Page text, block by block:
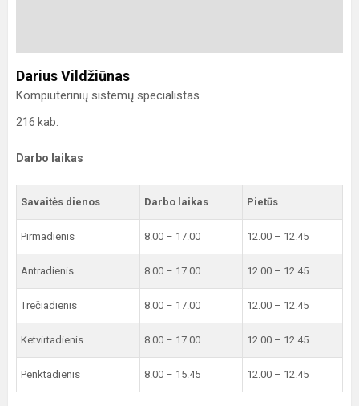
Darius Vildžiūnas
Kompiuterinių sistemų specialistas
216 kab.
Darbo laikas
Savaitės dienos Darbo laikas Pietūs
Pirmadienis 8.00 – 17.00 12.00 – 12.45
Antradienis 8.00 – 17.00 12.00 – 12.45
Trečiadienis 8.00 – 17.00 12.00 – 12.45
Ketvirtadienis 8.00 – 17.00 12.00 – 12.45
Penktadienis 8.00 – 15.45 12.00 – 12.45